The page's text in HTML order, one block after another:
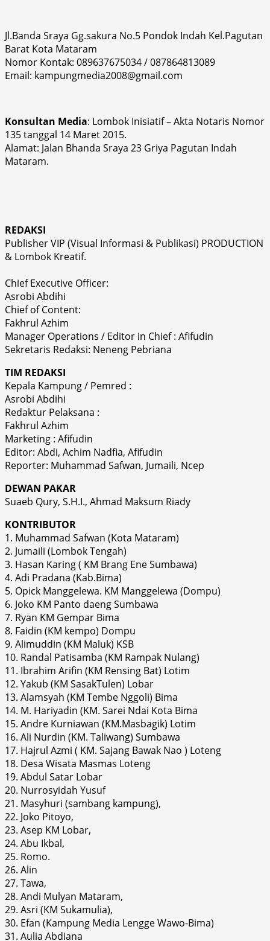
Jl.Banda Sraya Gg.sakura No.5 Pondok Indah Kel.Pagutan
Barat Kota Mataram
Nomor Kontak: 089637675034 / 087864813089
Email: kampungmedia2008@gmail.com
Konsultan Media: Lombok Inisiatif – Akta Notaris Nomor
135 tanggal 14 Maret 2015.
Alamat: Jalan Bhanda Sraya 23 Griya Pagutan Indah
Mataram.
REDAKSI
Publisher VIP (Visual Informasi & Publikasi) PRODUCTION
& Lombok Kreatif.
Chief Executive Officer:
Asrobi Abdihi
Chief of Content:
Fakhrul Azhim
Manager Operations / Editor in Chief : Afifudin
Sekretaris Redaksi: Neneng Pebriana
TIM REDAKSI
Kepala Kampung / Pemred :
Asrobi Abdihi
Redaktur Pelaksana :
Fakhrul Azhim
Marketing : Afifudin
Editor: Abdi, Achim Nadfia, Afifudin
Reporter: Muhammad Safwan, Jumaili, Ncep
DEWAN PAKAR
Suaeb Qury, S.H.I., Ahmad Maksum Riady
KONTRIBUTOR
1. Muhammad Safwan (Kota Mataram)
2. Jumaili (Lombok Tengah)
3. Hasan Karing ( KM Brang Ene Sumbawa)
4. Adi Pradana (Kab.Bima)
5. Opick Manggelewa. KM Manggelewa (Dompu)
6. Joko KM Panto daeng Sumbawa
7. Ryan KM Gempar Bima
8. Faidin (KM kempo) Dompu
9. Alimuddin (KM Maluk) KSB
10. Randal Patisamba (KM Rampak Nulang)
11. Ibrahim Arifin (KM Rensing Bat) Lotim
12. Yakub (KM SasakTulen) Lobar
13. Alamsyah (KM Tembe Nggoli) Bima
14. M. Hariyadin (KM. Sarei Ndai Kota Bima
15. Andre Kurniawan (KM.Masbagik) Lotim
16. Ali Nurdin (KM. Taliwang) Sumbawa
17. Hajrul Azmi ( KM. Sajang Bawak Nao ) Loteng
18. Desa Wisata Masmas Loteng
19. Abdul Satar Lobar
20. Nurrosyidah Yusuf
21. Masyhuri (sambang kampung),
22. Joko Pitoyo,
23. Asep KM Lobar,
24. Abu Ikbal,
25. Romo.
26. Alin
27. Tawa,
28. Andi Mulyan Mataram,
29. Asri (KM Sukamulia),
30. Efan (Kampung Media Lengge Wawo-Bima)
31. Aulia Abdiana